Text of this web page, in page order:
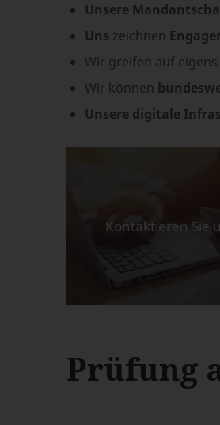
Unsere
Uns zeichnen
Wir greifen auf
Wir können
Unsere digitale
Kontaktieren Sie
Prüfung